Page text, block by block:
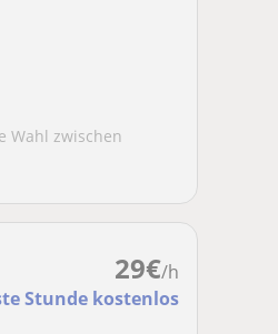
Wahl zwischen
29€/h
Stunde kostenlos